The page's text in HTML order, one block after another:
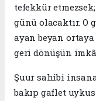
tefekkür
günü olacaktır. O
ayan beyan ortaya
geri dönüşün
​Şuur sahibi
bakıp gaflet